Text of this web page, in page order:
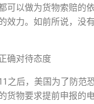
可以做为货物索赔的
效力。如前所说，没
确对待态度
之后，美国为了防范
货物要求提前申报的